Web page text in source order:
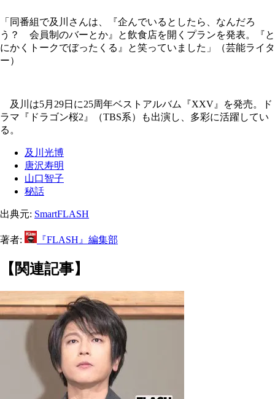
「同番組で及川さんは、『企んでいるとしたら、なんだろ
う？ 会員制のバーとか』と飲食店を開くプランを発表。『と
にかくトークでぼったくる』と笑っていました」（芸能ライタ
ー）
及川は5月29日に25周年ベストアルバム『XXV』を発売。ド
ラマ『ドラゴン桜2』（TBS系）も出演し、多彩に活躍してい
る。
及川光博
唐沢寿明
山口智子
秘話
出典元: SmartFLASH
著者: 『FLASH』編集部
【関連記事】